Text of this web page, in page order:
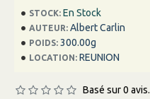
STOCK: En Stock
AUTEUR: Albert Carlin
POIDS: 300.00g
LOCATION: REUNION
Basé sur 0 avis.